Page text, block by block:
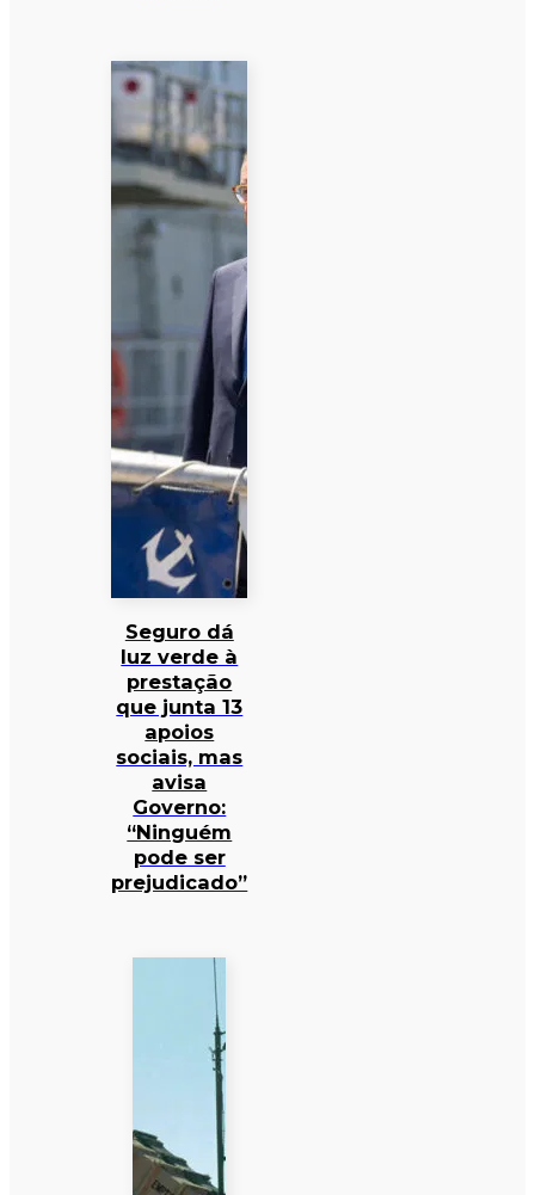
Seguro dá
luz verde à
prestação
que junta 13
apoios
sociais, mas
avisa
Governo:
“Ninguém
pode ser
prejudicado”